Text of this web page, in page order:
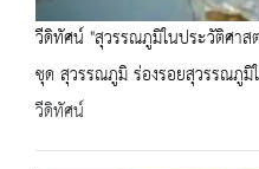
วีดิทัศน์ "สุวรรณภูมิในประวัติศาส
ชุด สุวรรณภูมิ ร่องรอยสุวรรณภูมิ
วีดิทัศน์